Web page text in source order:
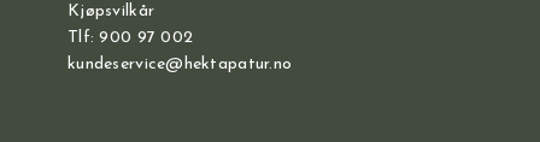
Kjøpsvilkår
Tlf: 900 97 002
kundeservice@hektapatur.no